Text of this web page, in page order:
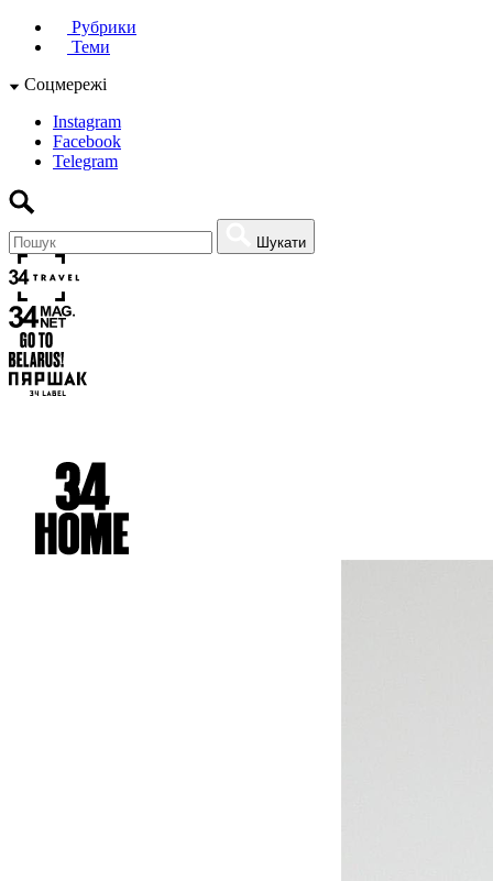
Рубрики
Теми
Соцмережі
Instagram
Facebook
Telegram
Шукати